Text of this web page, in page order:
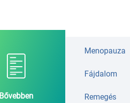
Bővebben
Menopauza
Fájdalom
Remegés